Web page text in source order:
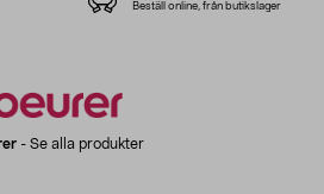
- Se alla produkter
Beställ online, från butikslager